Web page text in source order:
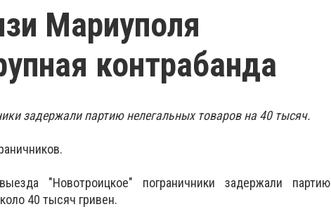
Мариуполя
контрабанда
задержали партию нелегальных товаров на 40 тысяч.
"Новотроицкое" пограничники задержали партию
40 тысяч гривен.